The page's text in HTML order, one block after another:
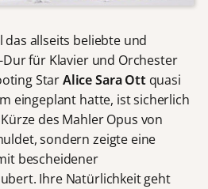
das allseits beliebte und
für Klavier und Orchester
StarAlice Sara Ottquasi
eingeplant hatte, ist sicherlich
des Mahler Opus von
sondern zeigte eine
bescheidener
Ihre Natürlichkeit geht